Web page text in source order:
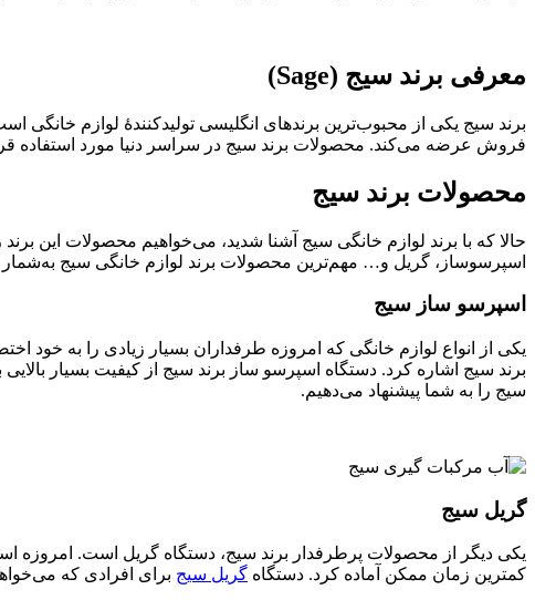
معرفی برند سیج (Sage)
برند سیج یکی از محبوب‌ترین برندهای انگلیسی تولیدکنندهٔ لوازم خانگی
فروش عرضه می‌کند. محصولات برند سیج در سراسر دنیا مورد استفاده
محصولات برند سیج
حالا که با برند لوازم خانگی سیج آشنا شدید، می‌خواهیم محصولات
اسپرسو‌ساز، گریل و… مهم‌ترین محصولات برند لوازم خانگی سیج به‌شمار
اسپرسو ساز سیج
یکی از انواع لوازم خانگی که امروزه طرفداران بسیار زیادی را به خود
برند سیج اشاره کرد. دستگاه اسپرسو ساز برند سیج از کیفیت بسیار
سیج را به شما پیشنهاد می‌دهیم.
گریل سیج
یکی دیگر از محصولات پرطرفدار برند سیج، دستگاه گریل است. امروزه
کمترین زمان ممکن آماده کرد. دستگاه گریل سیج برای افرادی که